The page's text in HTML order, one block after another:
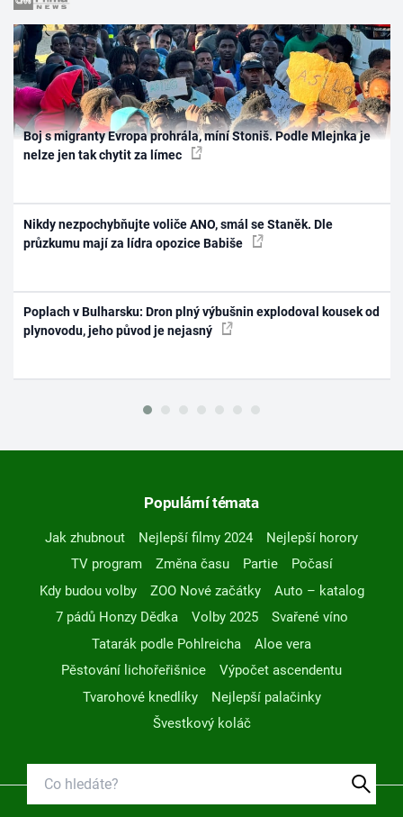
Boj s migranty Evropa prohrála, míní Stoniš. Podle Mlejnka je
nelze jen tak chytit za límec
Nikdy nezpochybňujte voliče ANO, smál se Staněk. Dle
průzkumu mají za lídra opozice Babiše
Poplach v Bulharsku: Dron plný výbušnin explodoval kousek od
plynovodu, jeho původ je nejasný
Populární témata
Jak zhubnout Nejlepší filmy 2024
Nejlepší horory
TV program
Změna času Partie
Počasí
Kdy budou volby
ZOO Nové začátky
Auto – katalog
7 pádů Honzy Dědka
Volby 2025
Svařené víno
Tatarák podle Pohlreicha
Aloe vera
Pěstování lichořeřišnice
Výpočet ascendentu
Tvarohové knedlíky
Nejlepší palačinky
Švestkový koláč